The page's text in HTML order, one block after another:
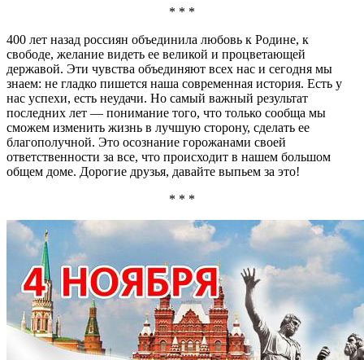
* * *
400 лет назад россиян объединила любовь к Родине, к
свободе, желание видеть ее великой и процветающей
державой. Эти чувства объединяют всех нас и сегодня мы
знаем: не гладко пишется наша современная история. Есть у
нас успехи, есть неудачи. Но самый важный результат
последних лет — понимание того, что только сообща мы
сможем изменить жизнь в лучшую сторону, сделать ее
благополучной. Это осознание горожанами своей
ответственности за все, что происходит в нашем большом
общем доме. Дорогие друзья, давайте выпьем за это!
* * *